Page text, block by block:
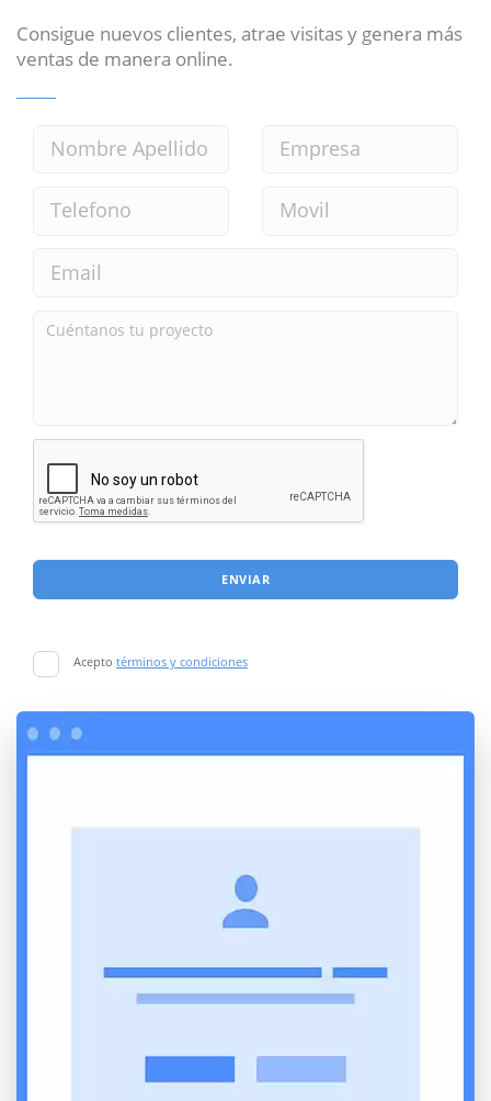
Consigue nuevos clientes, atrae visitas y genera más
ventas de manera online.
ENVIAR
Acepto términos y condiciones